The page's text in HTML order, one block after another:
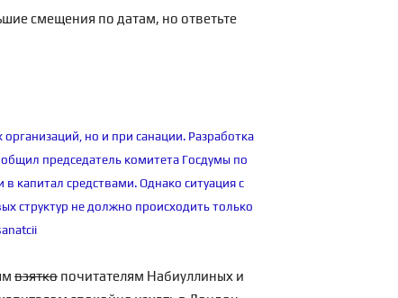
смещения по датам, но ответьте
но и при санации. Разработка
председатель комитета Госдумы по
капитал средствами. Однако ситуация с
структур не должно происходить только
взятко почитателям Набиуллиных и